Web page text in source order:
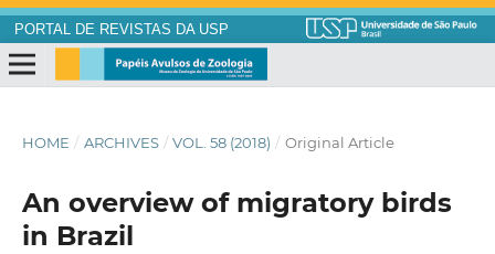
PORTAL DE REVISTAS DA USP
HOME / ARCHIVES / VOL. 58 (2018) / Original Article
An overview of migratory birds
in Brazil